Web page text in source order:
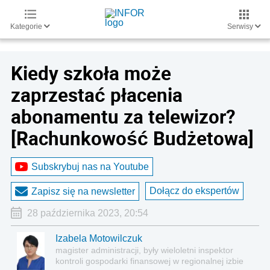
Kategorie Serwisy
Kiedy szkoła może
zaprzestać płacenia
abonamentu za telewizor?
[Rachunkowość Budżetowa]
Subskrybuj nas na Youtube
Zapisz się na newsletter Dołącz do ekspertów
28 października 2023, 20:54
Izabela Motowilczuk
magister administracji, były wieloletni inspektor
kontroli gospodarki finansowej w regionalnej izbie